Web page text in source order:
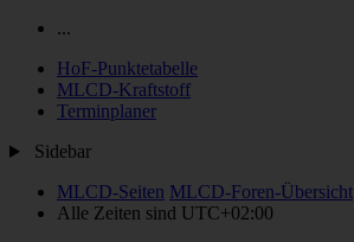
...
HoF-Punktetabelle
MLCD-Kraftstoff
Terminplaner
Sidebar
MLCD-Seiten MLCD-Foren-Übersicht
Alle Zeiten sind UTC+02:00